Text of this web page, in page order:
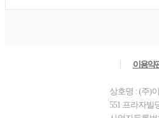
이용약
상호명 : (주)
551 프라자빌